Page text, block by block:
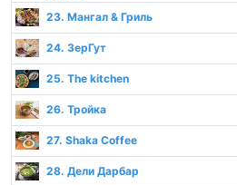
23. Мангал & Гриль
24. ЗерГут
25. The kitchen
26. Тройка
27. Shaka Coffee
28. Дели Дарбар